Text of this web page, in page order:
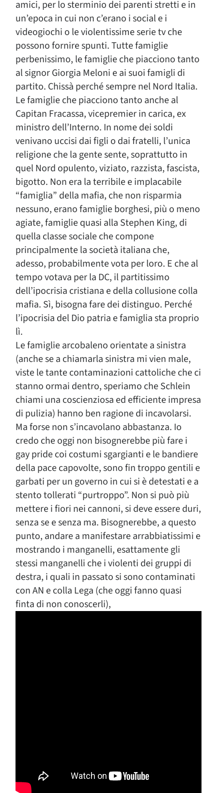
amici, per lo sterminio dei parenti stretti e in
un’epoca in cui non c’erano i social e i
videogiochi o le violentissime serie tv che
possono fornire spunti. Tutte famiglie
perbenissimo, le famiglie che piacciono tanto
al signor Giorgia Meloni e ai suoi famigli di
partito. Chissà perché sempre nel Nord Italia.
Le famiglie che piacciono tanto anche al
Capitan Fracassa, vicepremier in carica, ex
ministro dell’Interno. In nome dei soldi
venivano uccisi dai figli o dai fratelli, l’unica
religione che la gente sente, soprattutto in
quel Nord opulento, viziato, razzista, fascista,
bigotto. Non era la terribile e implacabile
“famiglia” della mafia, che non risparmia
nessuno, erano famiglie borghesi, più o meno
agiate, famiglie quasi alla Stephen King, di
quella classe sociale che compone
principalmente la società italiana che,
adesso, probabilmente vota per loro. E che al
tempo votava per la DC, il partitissimo
dell’ipocrisia cristiana e della collusione colla
mafia. Sì, bisogna fare dei distinguo. Perché
l’ipocrisia del Dio patria e famiglia sta proprio
lì.
Le famiglie arcobaleno orientate a sinistra
(anche se a chiamarla sinistra mi vien male,
viste le tante contaminazioni cattoliche che ci
stanno ormai dentro, speriamo che Schlein
chiami una coscienziosa ed efficiente impresa
di pulizia) hanno ben ragione di incavolarsi.
Ma forse non s’incavolano abbastanza. Io
credo che oggi non bisognerebbe più fare i
gay pride coi costumi sgargianti e le bandiere
della pace capovolte, sono fin troppo gentili e
garbati per un governo in cui si è detestati e a
stento tollerati “purtroppo”. Non si può più
mettere i fiori nei cannoni, si deve essere duri,
senza se e senza ma. Bisognerebbe, a questo
punto, andare a manifestare arrabbiatissimi e
mostrando i manganelli, esattamente gli
stessi manganelli che i violenti dei gruppi di
destra, i quali in passato si sono contaminati
con AN e colla Lega (che oggi fanno quasi
finta di non conoscerli),